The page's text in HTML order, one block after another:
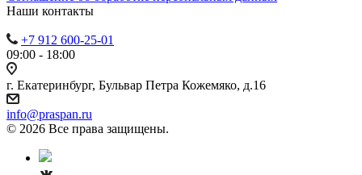
Наши контакты
+7 912 600-25-01
09:00 - 18:00
г. Екатеринбург, Бульвар Петра Кожемяко, д.16
info@praspan.ru
© 2026 Все права защищены.